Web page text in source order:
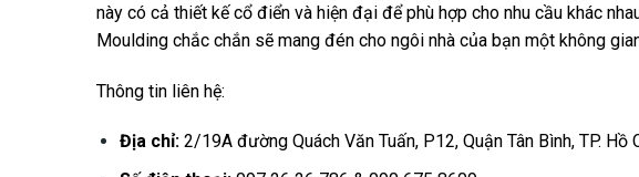
này có cả thiết kế cổ điển và hiện đại để phù hợp cho nhu cầu khác
Moulding chắc chắn sẽ mang đén cho ngôi nhà của bạn một không
Thông tin liên hệ:
Địa chỉ:2/19A đường Quách Văn Tuấn, P12, Quận Tân Bình, TP. Hồ